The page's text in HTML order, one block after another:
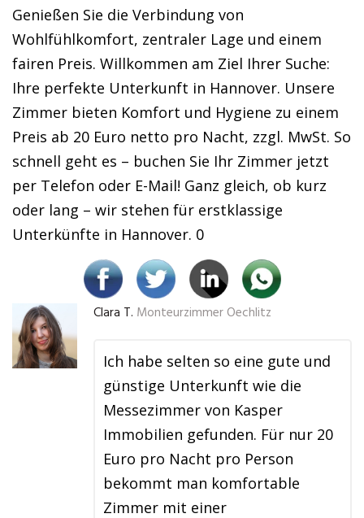
Genießen Sie die Verbindung von
Wohlfühlkomfort, zentraler Lage und einem
fairen Preis. Willkommen am Ziel Ihrer Suche:
Ihre perfekte Unterkunft in Hannover. Unsere
Zimmer bieten Komfort und Hygiene zu einem
Preis ab 20 Euro netto pro Nacht, zzgl. MwSt. So
schnell geht es – buchen Sie Ihr Zimmer jetzt
per Telefon oder E-Mail! Ganz gleich, ob kurz
oder lang – wir stehen für erstklassige
Unterkünfte in Hannover. 0
Clara T. Monteurzimmer Oechlitz
Ich habe selten so eine gute und
günstige Unterkunft wie die
Messezimmer von Kasper
Immobilien gefunden. Für nur 20
Euro pro Nacht pro Person
bekommt man komfortable
Zimmer mit einer